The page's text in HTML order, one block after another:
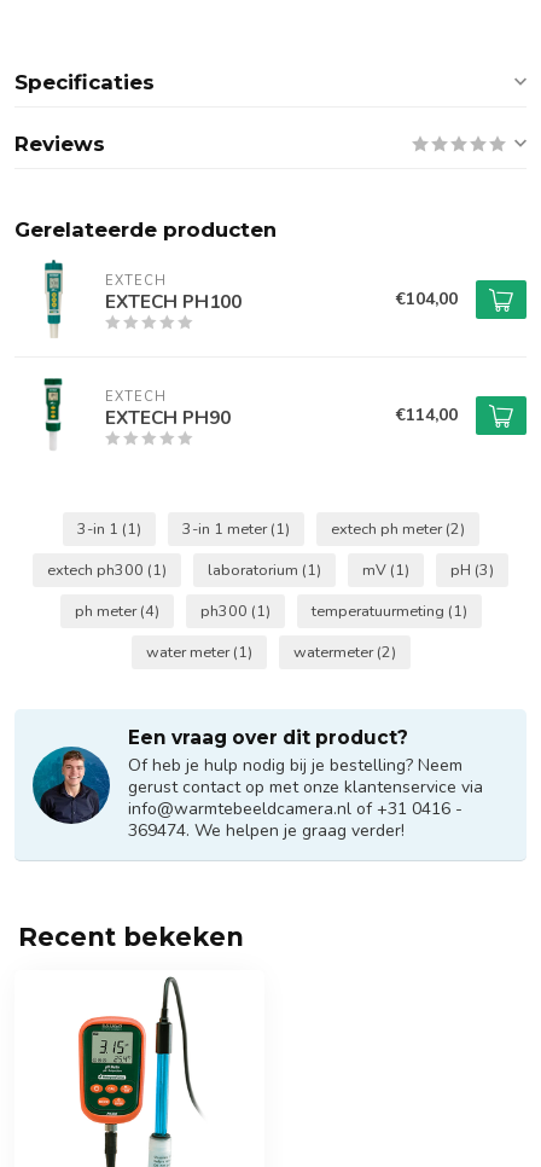
Specificaties
Reviews
Gerelateerde producten
EXTECH
EXTECH PH100 €104,00
EXTECH
EXTECH PH90 €114,00
3-in 1 (1) 3-in 1 meter(1) extech ph meter(2)
extech ph300 (1) laboratorium (1) mV (1) pH (3)
ph meter(4) ph300 (1) temperatuurmeting (1)
water meter(1) watermeter(2)
Een vraag over dit product?
Of heb je hulp nodig bij je bestelling? Neem
gerust contact op met onze klantenservice via
info@warmtebeeldcamera.nl of +31 0416 -
369474. We helpen je graag verder!
Recent bekeken